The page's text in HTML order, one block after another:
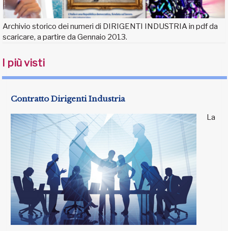
Archivio storico dei numeri di DIRIGENTI INDUSTRIA in pdf da
scaricare, a partire da Gennaio 2013.
I più visti
Contratto Dirigenti Industria
La